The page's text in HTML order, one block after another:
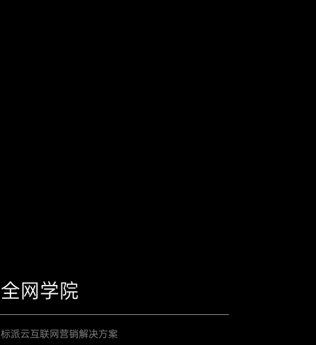
全网学院
标派云互联网营销解决方案